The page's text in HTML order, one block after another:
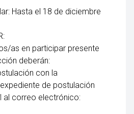
Hasta el 18 de diciembre
as en participar presente
deberán:
con la
de postulación
al correo electrónico: